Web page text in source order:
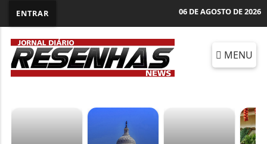
ENTRAR 06 DE AGOSTO DE 2026
MENU